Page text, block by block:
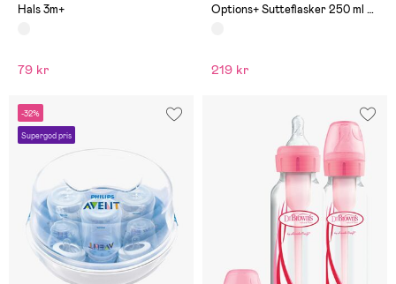
Hals 3m+
79 kr
Options+ Sutteflasker 250 ml 3-
219 kr
-32%
Supergod pris